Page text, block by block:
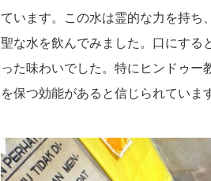
ています。この水は霊的な力を持ち
聖な水を飲んでみました。口にする
った味わいでした。特にヒンドゥー
を保つ効能があると信じられていま